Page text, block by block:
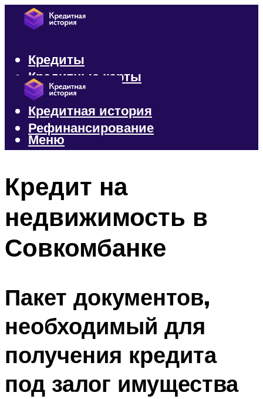
Кредиты
Кредитные карты
Микрозаймы
Кредитная история
Рефинансирование
Меню
Кредит на
недвижимость в
Совкомбанке
Пакет документов,
необходимый для
получения кредита
под залог имущества